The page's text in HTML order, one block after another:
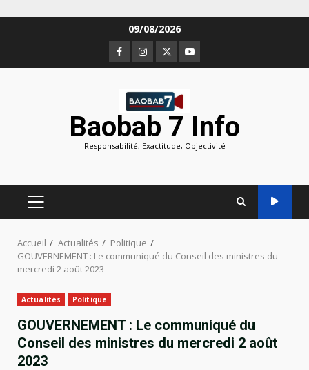
09/08/2026
Facebook
Instagram
TwitterYoutube
Baobab 7 Info
Responsabilité, Exactitude, Objectivité
MENU
PRINCIPAL
Accueil Actualités
Politique
GOUVERNEMENT : Le communiqué du Conseil des ministres du
mercredi 2 août 2023
Actualités Politique
GOUVERNEMENT : Le communiqué du
Conseil des ministres du mercredi 2 août
2023